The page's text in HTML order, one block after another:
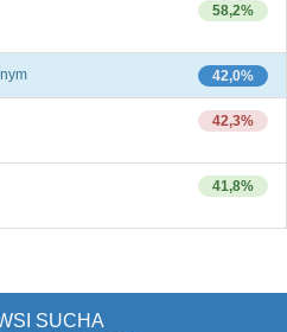
58,2%
42,0%
42,3%
41,8%
SUCHA